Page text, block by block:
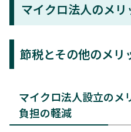
マイクロ法人のメ
節税とその他のメリ
マイクロ法人設立の
負担の軽減